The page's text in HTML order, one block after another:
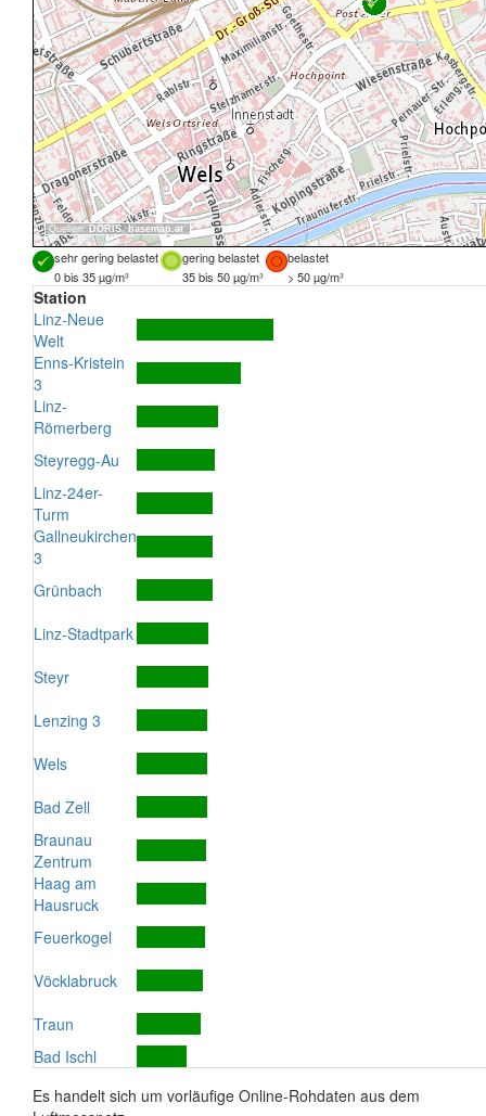
Quellen: DORIS, basemap.at
sehr gering belastet gering belastet
belastet
0 bis 35 µg/m³
35 bis 50 µg/m³ > 50 µg/m³
Station
Linz-Neue
Welt
Enns-Kristein
3
Linz-
Römerberg
Steyregg-Au
Linz-24er-
Turm
Gallneukirchen
3
Grünbach
Linz-Stadtpark
Steyr
Lenzing 3
Wels
Bad Zell
Braunau
Zentrum
Haag am
Hausruck
Feuerkogel
Vöcklabruck
Traun
Bad Ischl
Es handelt sich um vorläufige Online-Rohdaten aus dem